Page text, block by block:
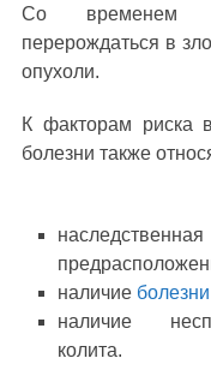
Со временем
перерождаться в
опухоли.
К факторам риска
болезни также
наследственная
наличие
наличие
колита.